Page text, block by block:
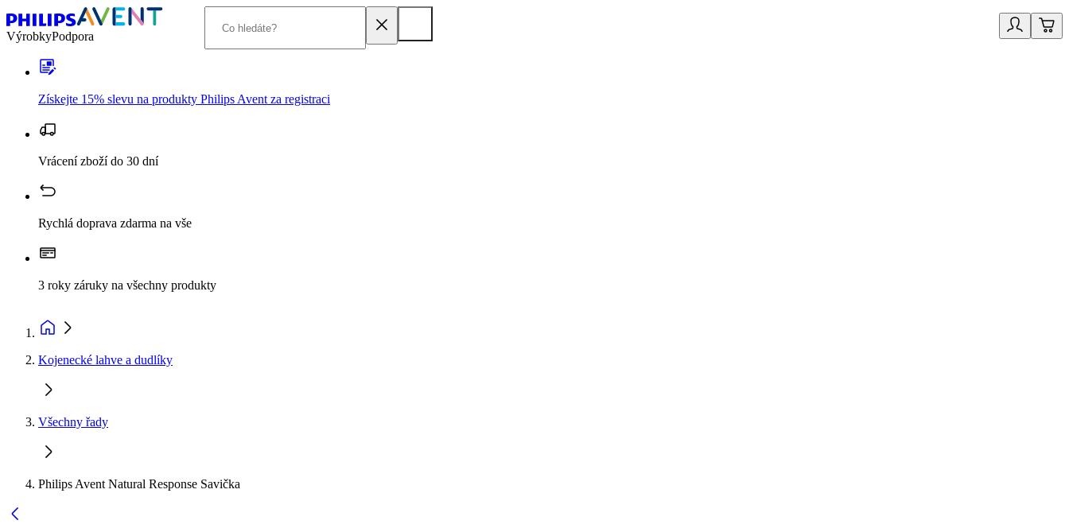
VýrobkyPodpora
Získejte 15% slevu na produkty Philips Avent za registraci
Vrácení zboží do 30 dní
Rychlá doprava zdarma na vše
3 roky záruky na všechny produkty
Kojenecké lahve a dudlíky
Všechny řady
Philips Avent Natural Response Savička